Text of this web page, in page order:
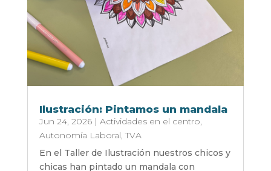
Ilustración: Pintamos un mandala
Jun 24, 2026| Actividades en el centro,
Autonomía Laboral,TVA
En el Taller de Ilustración nuestros chicos y
chicas han pintado un mandala con